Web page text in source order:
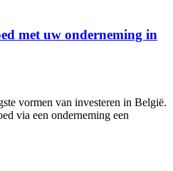
met uw onderneming in
vormen van investeren in België.
via een onderneming een